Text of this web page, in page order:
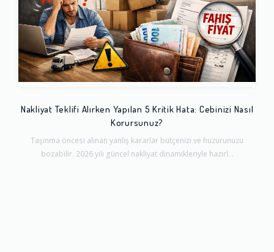
Nakliyat Teklifi Alırken Yapılan 5 Kritik Hata: Cebinizi Nasıl
Korursunuz?
Taşınma öncesi alınan yanlış kararlar bütçenizi ve huzurunuzu
bozabilir. 2026 yılı güncel nakliyat dinamikleriyle hazırl...